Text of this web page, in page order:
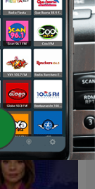
Ver todo